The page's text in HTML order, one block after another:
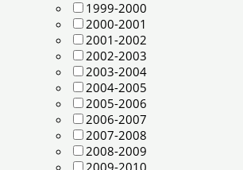
1999-2000
2000-2001
2001-2002
2002-2003
2003-2004
2004-2005
2005-2006
2006-2007
2007-2008
2008-2009